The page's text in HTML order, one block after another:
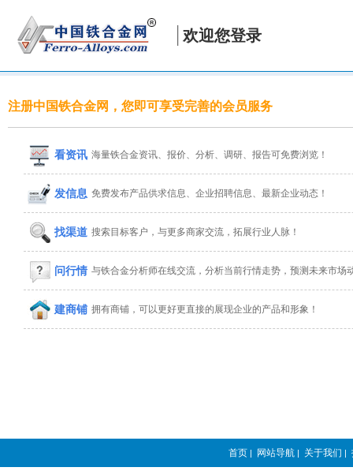
欢迎您登录
注册中国铁合金网，您即可享受完善的会员服务
看资讯 海量铁合金资讯、报价、分析、调研、报告可免费浏览！
发信息 免费发布产品供求信息、企业招聘信息、最新企业动态！
找渠道 搜索目标客户，与更多商家交流，拓展行业人脉！
问行情 与铁合金分析师在线交流，分析当前行情走势，预测未来市场
建商铺 拥有商铺，可以更好更直接的展现企业的产品和形象！
首页 | 网站导航 | 关于我们 |